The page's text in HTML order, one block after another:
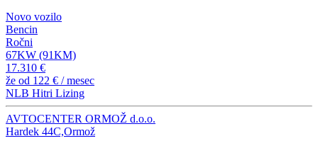
Novo vozilo
Bencin
Ročni
67KW (91KM)
17.310 €
že od 122 € / mesec
NLB Hitri Lizing
AVTOCENTER ORMOŽ d.o.o.
Hardek 44C,Ormož